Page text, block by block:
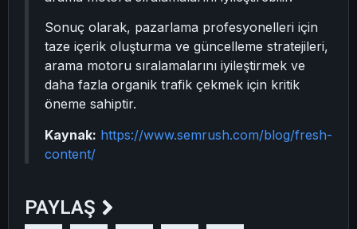
Sonuç olarak, pazarlama profesyonelleri için
taze içerik oluşturma ve güncelleme stratejileri,
arama motoru sıralamalarını iyileştirmek ve
daha fazla organik trafik çekmek için kritik
öneme sahiptir.
Kaynak: https://www.semrush.com/blog/fresh-
content/
PAYLAŞ